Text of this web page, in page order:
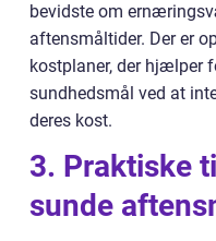
bevidste om
aftensmåltider. Der er
kostplaner, der hjælper
sundhedsmål ved at
deres kost.
3. Praktiske
sunde